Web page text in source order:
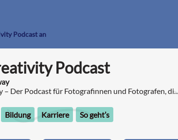
Podcast an
Podcast
– Der Podcast für Fotografinnen und Fotografen, die
Bildung Karriere So geht’s